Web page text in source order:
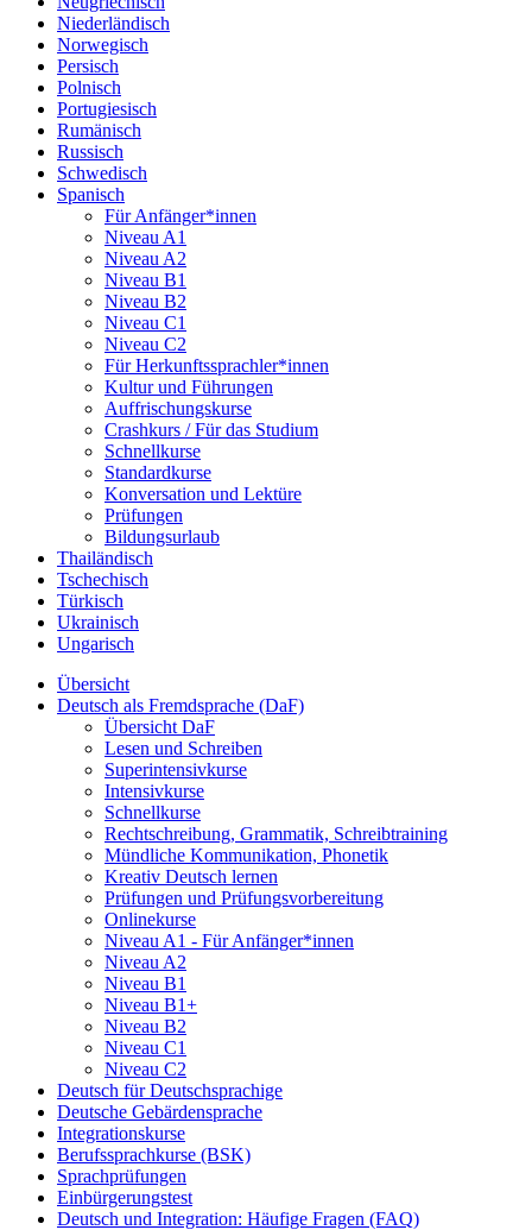
Niederländisch
Norwegisch
Persisch
Polnisch
Portugiesisch
Rumänisch
Russisch
Schwedisch
Spanisch
Für Anfänger*innen
Niveau A1
Niveau A2
Niveau B1
Niveau B2
Niveau C1
Niveau C2
Für Herkunftssprachler*innen
Kultur und Führungen
Auffrischungskurse
Crashkurs / Für das Studium
Schnellkurse
Standardkurse
Konversation und Lektüre
Prüfungen
Bildungsurlaub
Thailändisch
Tschechisch
Türkisch
Ukrainisch
Ungarisch
Übersicht
Deutsch als Fremdsprache (DaF)
Übersicht DaF
Lesen und Schreiben
Superintensivkurse
Intensivkurse
Schnellkurse
Rechtschreibung, Grammatik, Schreibtraining
Mündliche Kommunikation, Phonetik
Kreativ Deutsch lernen
Prüfungen und Prüfungsvorbereitung
Onlinekurse
Niveau A1 - Für Anfänger*innen
Niveau A2
Niveau B1
Niveau B1+
Niveau B2
Niveau C1
Niveau C2
Deutsch für Deutschsprachige
Deutsche Gebärdensprache
Integrationskurse
Berufssprachkurse (BSK)
Sprachprüfungen
Einbürgerungstest
Deutsch und Integration: Häufige Fragen (FAQ)